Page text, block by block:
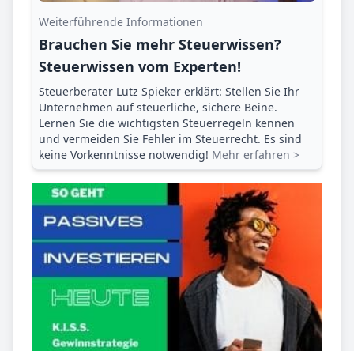
Weiterführende Informationen
Brauchen Sie mehr Steuerwissen?
Steuerwissen vom Experten!
Steuerberater Lutz Spieker erklärt: Stellen Sie Ihr
Unternehmen auf steuerliche, sichere Beine.
Lernen Sie die wichtigsten Steuerregeln kennen
und vermeiden Sie Fehler im Steuerrecht. Es sind
keine Vorkenntnisse notwendig! Mehr erfahren >